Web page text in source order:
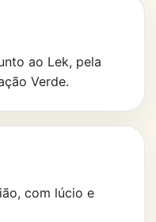
ao Lek, pela
Verde.
com lúcio e